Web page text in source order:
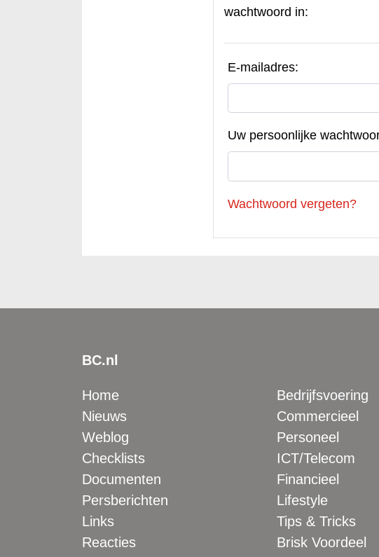
wachtwoord in:
E-mailadres:
Uw persoonlijke
Wachtwoord vergeten?
BC.nl
Home
Nieuws
Weblog
Checklists
Documenten
Persberichten
Links
Reacties
Bedrijfsvoering
Commercieel
Personeel
ICT/Telecom
Financieel
Lifestyle
Tips & Tricks
Brisk Voordeel